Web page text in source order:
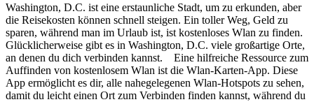
Washington, D.C. ist eine erstaunliche Stadt, um zu erkunden, aber
die Reisekosten können schnell steigen. Ein toller Weg, Geld zu
sparen, während man im Urlaub ist, ist kostenloses Wlan zu finden.
Glücklicherweise gibt es in Washington, D.C. viele großartige Orte,
an denen du dich verbinden kannst. Eine hilfreiche Ressource zum
Auffinden von kostenlosem Wlan ist die Wlan-Karten-App. Diese
App ermöglicht es dir, alle nahegelegenen Wlan-Hotspots zu sehen,
damit du leicht einen Ort zum Verbinden finden kannst, während du